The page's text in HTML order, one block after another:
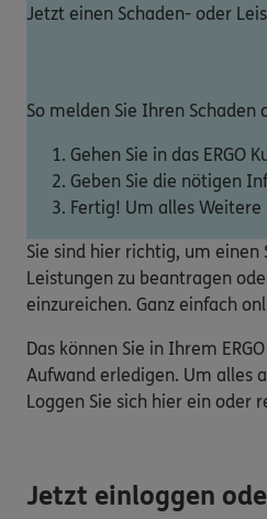
Jetzt einen Schaden- oder
So melden Sie Ihren Schaden
Gehen Sie in das ERGO
Geben Sie die nötigen
Fertig! Um alles Weitere
Sie sind hier richtig, um einen
Leistungen zu beantragen
einzureichen. Ganz einfach
Das können Sie in Ihrem
Aufwand erledigen. Um alles
Loggen Sie sich hier ein oder
Jetzt einloggen